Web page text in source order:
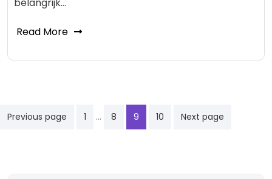
Read More
Posts
Previous page 1 … 8 9 10 Next page